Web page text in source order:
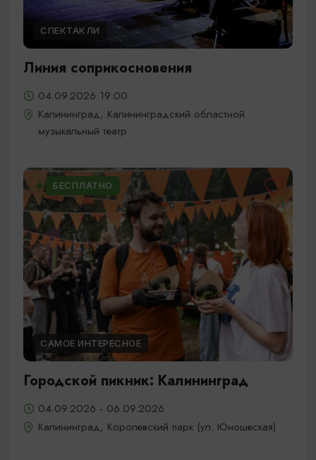
СПЕКТАКЛИ
Линия соприкосновения
04.09.2026 19:00
Калининград, Калининградский областной
музыкальный театр
БЕСПЛАТНО
САМОЕ ИНТЕРЕСНОЕ
Городской пикник: Калининград
04.09.2026 - 06.09.2026
Калининград, Королевский парк (ул. Юношеская)